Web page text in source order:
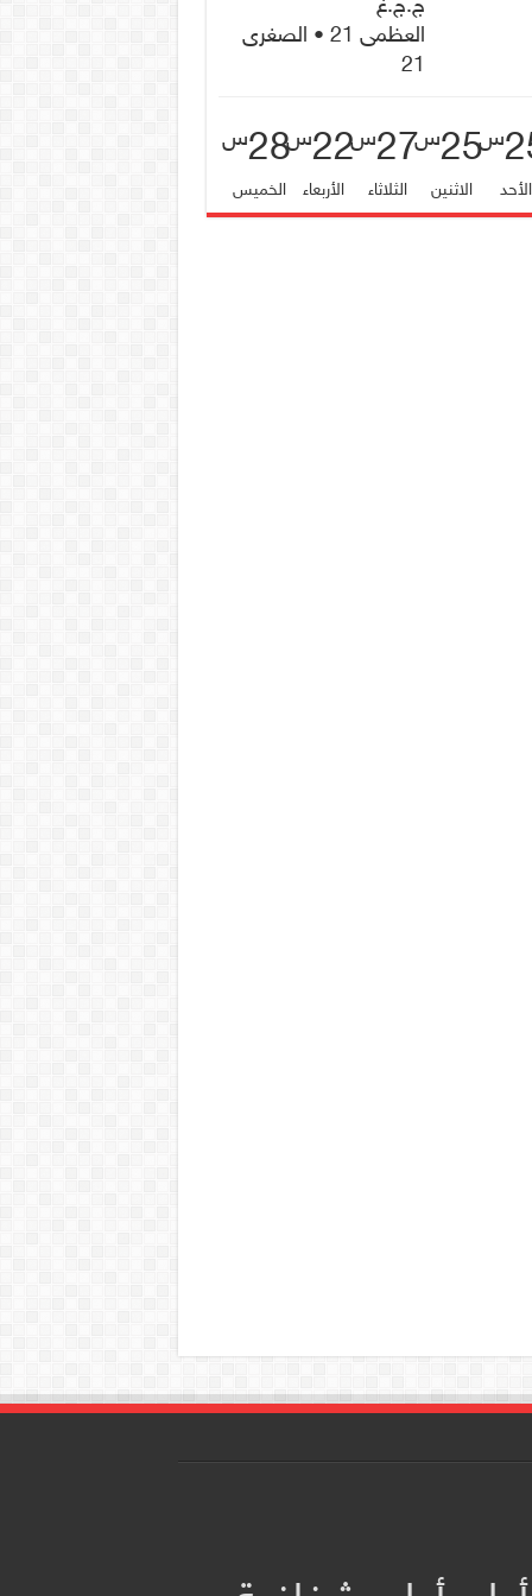
العظمى 21 • الصغرى
21
س
الأحد
25س
الاثنين
27س
الثلاثاء
22س
الأربعاء
28س
الخميس